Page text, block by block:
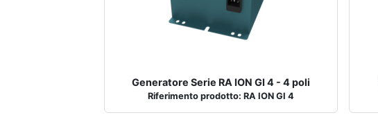
Generatore Serie RA ION GI 4 - 4 poli
Riferimento prodotto: RA ION GI 4